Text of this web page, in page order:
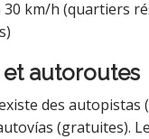
30 km/h (quartiers
et autoroutes
des
(gratuites).